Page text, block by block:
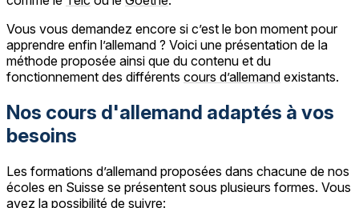
Vous vous demandez encore si c’est le bon moment pour
apprendre enfin l’allemand ? Voici une présentation de la
méthode proposée ainsi que du contenu et du
fonctionnement des différents cours d’allemand existants.
Nos cours d'allemand adaptés à vos
besoins
Les formations d’allemand proposées dans chacune de nos
écoles en Suisse se présentent sous plusieurs formes. Vous
avez la possibilité de suivre: